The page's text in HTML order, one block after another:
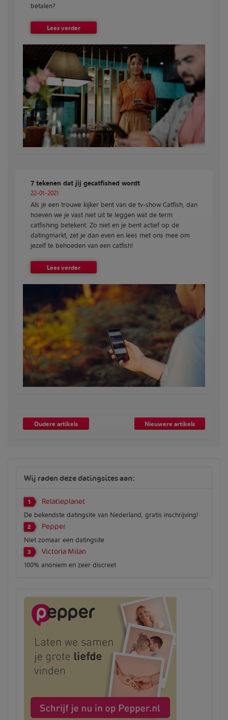
betalen?
Lees verder
7 tekenen dat jij gecatfished wordt
22-01-2021
Als je een trouwe kijker bent van de tv-show Catfish, dan
hoeven we je vast niet uit te leggen wat de term
catfishing betekent. Zo niet en je bent actief op de
datingmarkt, zet je dan even en lees met ons mee om
jezelf te behoeden van een catfish!
Lees verder
Oudere artikels Nieuwere artikels
Wij raden deze datingsites aan:
1 Relatieplanet
De bekendste datingsite van Nederland, gratis inschrijving!
2 Pepper
Niet zomaar een datingsite
3 Victoria Milan
100% anoniem en zeer discreet